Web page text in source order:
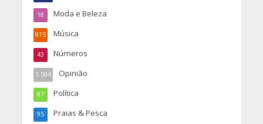
Moda e Beleza
18
Música
815
Números
43
Opinião
1.504
Política
87
Praias & Pesca
95